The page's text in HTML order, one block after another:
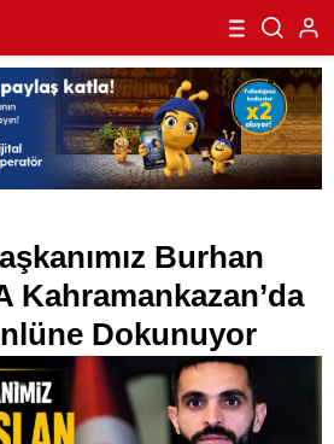
Burhan
Kahramankazan’da
Dokunuyor